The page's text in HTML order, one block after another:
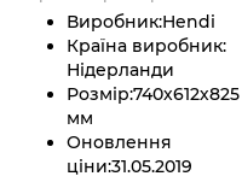
Виробник:Hendi
Країна виробник:
Нідерланди
Розмір:740х612х825
мм
Оновлення
ціни:31.05.2019